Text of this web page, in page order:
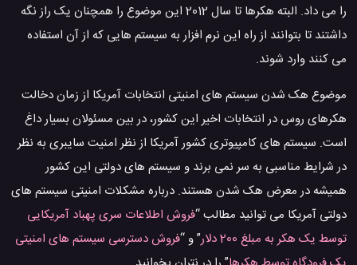
را می داد. البته هکرها تا سال 2012 این موضوع را همچنان یک راز نگه
داشتند تا بتوانند از راه این نرم افزار به سیستم هایی که از آن استفاده
می کنند وارد شوند.
موضوع هک شدن سیستم های امنیتی انتخابات آمریکا از زمان دخالت
هکرهای روس در انتخابات اخیر این کشور، در بین مسئولان بسیار داغ
است. سیستم های کامپیوتری کشور آمریکا از نظر امنیت سایبری به نظر
در شرایط مناسبی به سر نمی برند و سیستم های دولتی این کشور
همیشه در معرض هک شدن هستند‌. درباره مشکلات امنیتی سیستم های
دولتی آمریکا می توانید مطالب “فروش اطلاعات سری پهباد آمریکایی
توسط یک هکر به مبلغ 200 دلار
” و “فروش دسترسی سیستم های امنیتی